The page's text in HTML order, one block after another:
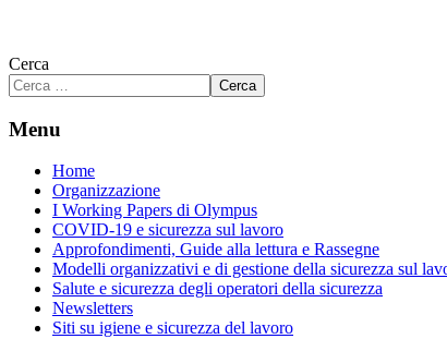
Cerca
Cerca
Menu
Home
Organizzazione
I Working Papers di Olympus
COVID-19 e sicurezza sul lavoro
Approfondimenti, Guide alla lettura e Rassegne
Modelli organizzativi e di gestione della sicurezza sul
Salute e sicurezza degli operatori della sicurezza
Newsletters
Siti su igiene e sicurezza del lavoro